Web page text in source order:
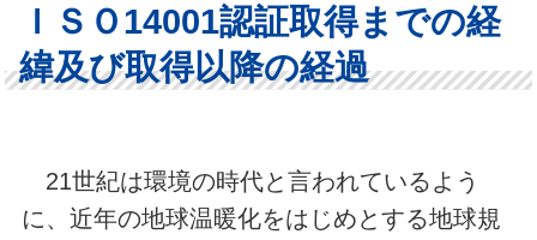
ＩＳＯ14001認証取得までの経
緯及び取得以降の経過
21世紀は環境の時代と言われているよう
に、近年の地球温暖化をはじめとする地球規